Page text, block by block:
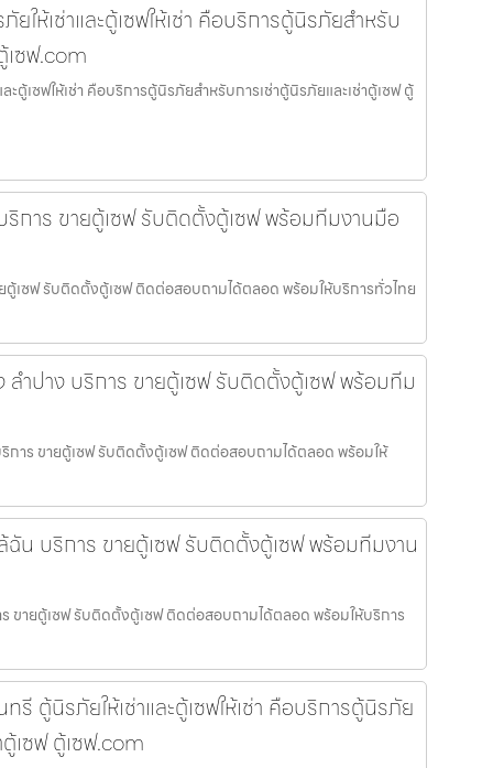
ยให้เช่าและตู้เซฟให้เช่า คือบริการตู้นิรภัยสำหรับ
เซฟ.com
ะตู้เซฟให้เช่า คือบริการตู้นิรภัยสำหรับการเช่าตู้นิรภัยและเช่าตู้เซฟ ตู้
การ ขายตู้เซฟ รับติดตั้งตู้เซฟ พร้อมทีมงานมือ
ตู้เซฟ รับติดตั้งตู้เซฟ ติดต่อสอบถามได้ตลอด พร้อมให้บริการทั่วไทย
ำปาง บริการ ขายตู้เซฟ รับติดตั้งตู้เซฟ พร้อมทีม
การ ขายตู้เซฟ รับติดตั้งตู้เซฟ ติดต่อสอบถามได้ตลอด พร้อมให้
ฉัน บริการ ขายตู้เซฟ รับติดตั้งตู้เซฟ พร้อมทีมงาน
ขายตู้เซฟ รับติดตั้งตู้เซฟ ติดต่อสอบถามได้ตลอด พร้อมให้บริการ
ตู้นิรภัยให้เช่าและตู้เซฟให้เช่า คือบริการตู้นิรภัย
เซฟ ตู้เซฟ.com